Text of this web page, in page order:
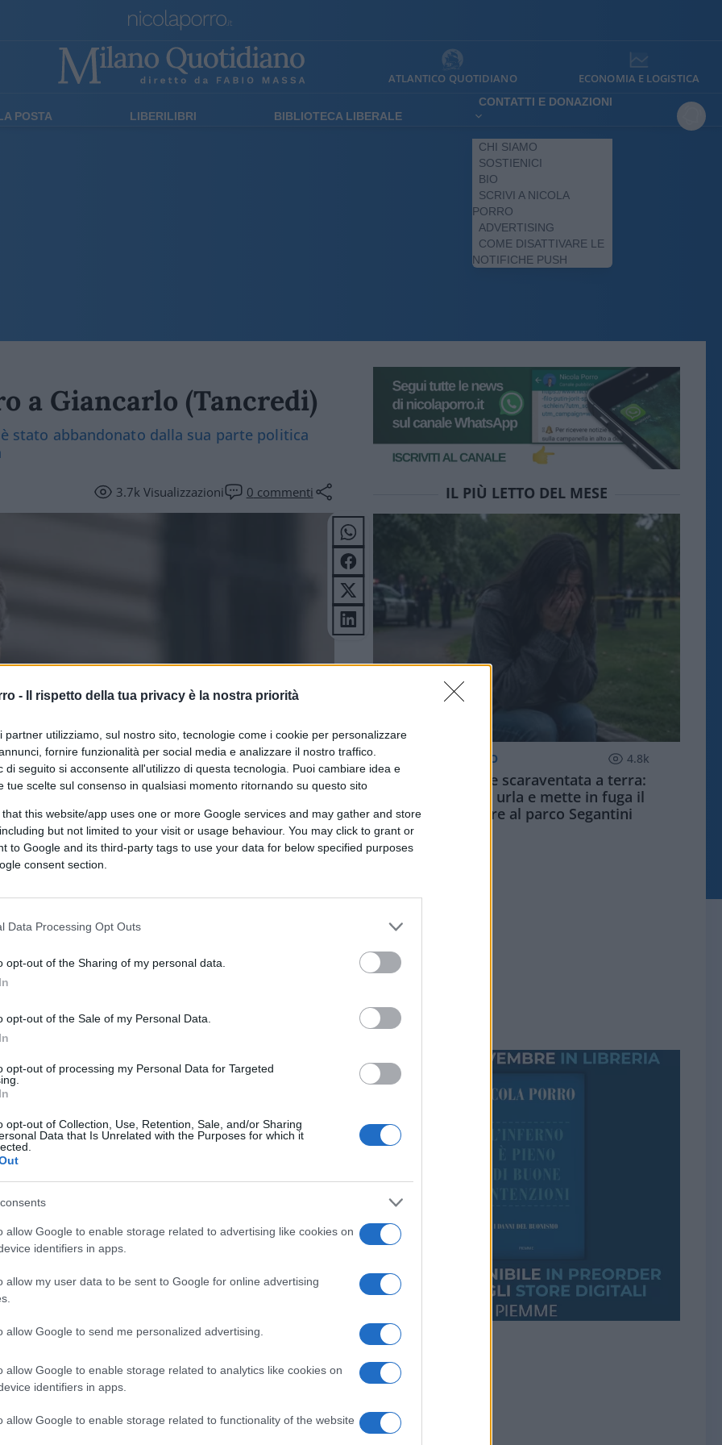
- Il rispetto della tua privacy è la nostra priorità
partner utilizziamo, sul nostro sito, tecnologie come i cookie per personalizzare
fornire funzionalità per social media e analizzare il nostro traffico.
di seguito si acconsente all'utilizzo di questa tecnologia. Puoi cambiare idea e
tue scelte sul consenso in qualsiasi momento ritornando su questo sito
that this website/app uses one or more Google services and may gather and store
but not limited to your visit or usage behaviour. You may click to grant or
to Google and its third-party tags to use your data for below specified purposes
consent section.
Data Processing Opt Outs
opt-out of the Sharing of my personal data.
opt-out of the Sale of my Personal Data.
opt-out of processing my Personal Data for Targeted
opt-out of Collection, Use, Retention, Sale, and/or Sharing
Data that Is Unrelated with the Purposes for which it
allow Google to enable storage related to advertising like cookies on
identifiers in apps.
allow my user data to be sent to Google for online advertising
allow Google to send me personalized advertising.
allow Google to enable storage related to analytics like cookies on
identifiers in apps.
allow Google to enable storage related to functionality of the website
ATLANTICO QUOTIDIANO ECONOMIA E LOGISTICA
POSTA LIBERILIBRI BIBLIOTECA LIBERALE
CONTATTI E DONAZIONI
CHI SIAMO
SOSTIENICI
BIO
SCRIVI A NICOLA
PORRO
ADVERTISING
COME DISATTIVARE LE
NOTIFICHE PUSH
a Giancarlo (Tancredi)
stato abbandonato dalla sua parte politica
3.7kVisualizzazioni 0 commenti
di Fabio Massa con riflessioni (su
accade in città. Ci si può iscrivere qui:
di assoluzione per la vicenda della
Ma che dalla Torre Milano ha
– sugli stessi presupposti –
dedicare questo pensiero aGiovanni
entrambi. O a
sono entrati in casa per perquisirla. O al
Christian Malangone,
anche lui nel fuoco.
Manfredi Catella, tirato giù da un aereo
il suo libro, a proposito).
sui giornali come mostri.
IL PIÙ LETTO DEL MESE
MILANO QUOTIDIANO 4.8k
Palpeggiata e scaraventata a terra:
studentessa urla e mette in fuga il
violentatore al parco Segantini